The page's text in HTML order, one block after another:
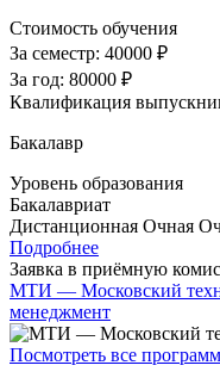
Стоимость обучения
За семестр: 40000 ₽
За год: 80000 ₽
Квалификация
Бакалавр
Уровень образования
Бакалавриат
Дистанционная Очная
Подробнее
Заявка в приёмную
МТИ — Московский
менеджмент
Посмотреть все